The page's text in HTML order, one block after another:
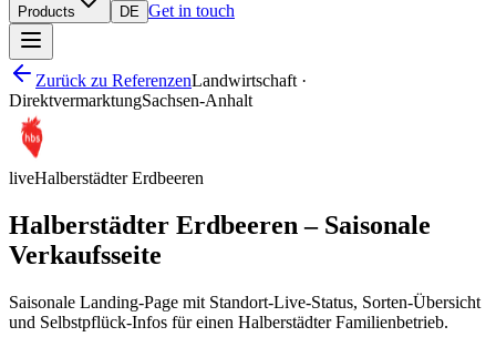
Products DE Get in touch
Zurück zu ReferenzenLandwirtschaft ·
DirektvermarktungSachsen-Anhalt
liveHalberstädter Erdbeeren
Halberstädter Erdbeeren – Saisonale
Verkaufsseite
Saisonale Landing-Page mit Standort-Live-Status, Sorten-Übersicht
und Selbstpflück-Infos für einen Halberstädter Familienbetrieb.